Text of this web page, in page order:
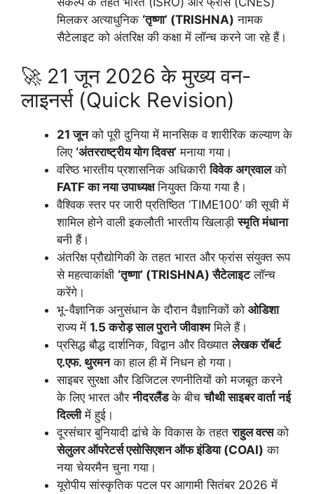
मिलकर अत्याधुनिक ‘तृष्णा’ (TRISHNA) नामक
सैटेलाइट को अंतरिक्ष की कक्षा में लॉन्च करने जा रहे हैं।
🚀 21 जून 2026 के मुख्य वन-
लाइनर्स (Quick Revision)
21 जूनको पूरी दुनिया में मानसिक व शारीरिक कल्याण के
लिए ‘अंतरराष्ट्रीय योग दिवस’ मनाया गया।
वरिष्ठ भारतीय प्रशासनिक अधिकारीविवेक अग्रवालको
FATF का नया उपाध्यक्षनियुक्त किया गया है।
वैश्विक स्तर पर जारी प्रतिष्ठित ‘TIME100’ की सूची में
शामिल होने वाली इकलौती भारतीय खिलाड़ीस्मृति मंधाना
बनी हैं।
अंतरिक्ष प्रौद्योगिकी के तहत भारत और फ्रांस संयुक्त रूप
से महत्वाकांक्षी ‘तृष्णा’ (TRISHNA) सैटेलाइटलॉन्च
करेंगे।
भू-वैज्ञानिक अनुसंधान के दौरान वैज्ञानिकों को ओडिशा
राज्य में 1.5 करोड़ साल पुराने जीवाश्ममिले हैं।
प्रसिद्ध बौद्ध दार्शनिक, विद्वान और विख्यातलेखक रॉबर्ट
ए.एफ. थुरमनका हाल ही में निधन हो गया।
साइबर सुरक्षा और डिजिटल रणनीतियों को मजबूत करने
के लिए भारत औरनीदरलैंडके बीचचौथी साइबर वार्ता नई
दिल्लीमें हुई।
दूरसंचार बुनियादी ढांचे के विकास के तहतराहुल वत्सको
सेलुलर ऑपरेटर्स एसोसिएशन ऑफ इंडिया (COAI) का
नया चेयरमैन चुना गया।
यूरोपीय सांस्कृतिक पटल पर आगामी सितंबर 2026 में